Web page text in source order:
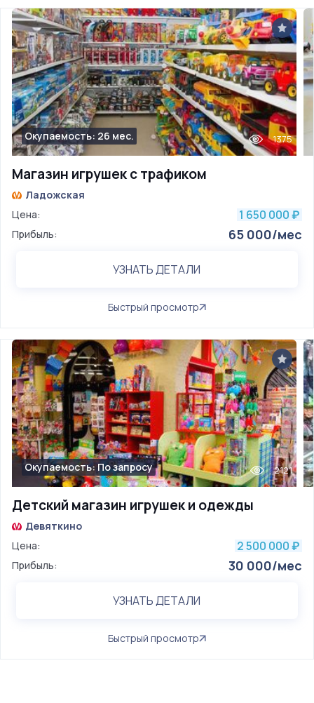
Магазин игрушек с трафиком
Окупаемость: 26 мес. 1375
Ладожская
Цена:
1 650 000 ₽
Прибыль: 65 000/мес
УЗНАТЬ ДЕТАЛИ
Быстрый просмотр
Детский магазин игрушек и одежды
Окупаемость: По запросу 2121
Девяткино
Цена:
2 500 000 ₽
Прибыль: 30 000/мес
УЗНАТЬ ДЕТАЛИ
Быстрый просмотр